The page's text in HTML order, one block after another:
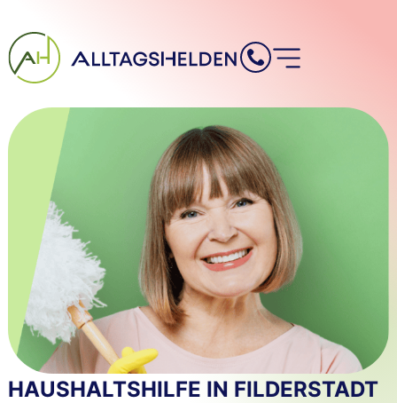
HAUSHALTSHILFE IN FILDERSTADT